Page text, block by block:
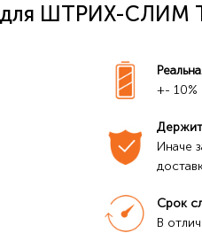
для ШТРИХ-СЛИМ
+- 10%
Иначе
Срок
В